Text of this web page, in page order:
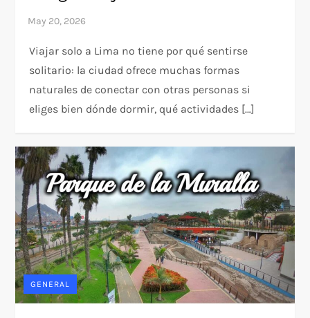
Viajar solo a Lima no tiene por qué sentirse
solitario: la ciudad ofrece muchas formas
naturales de conectar con otras personas si
eliges bien dónde dormir, qué actividades […]
GENERAL